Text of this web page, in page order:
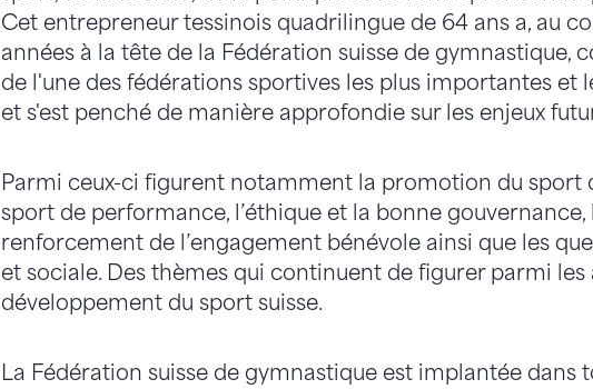
Cet entrepreneur tessinois quadrilingue de 64 ans a, au
années à la tête de la Fédération suisse de gymnastique,
de l'une des fédérations sportives les plus importantes et
et s'est penché de manière approfondie sur les enjeux
Parmi ceux-ci figurent notamment la promotion du sport
sport de performance, l’éthique et la bonne
renforcement de l’engagement bénévole ainsi que les
et sociale. Des thèmes qui continuent de figurer parmi les
développement du sport suisse.
La Fédération suisse de gymnastique est implantée dans